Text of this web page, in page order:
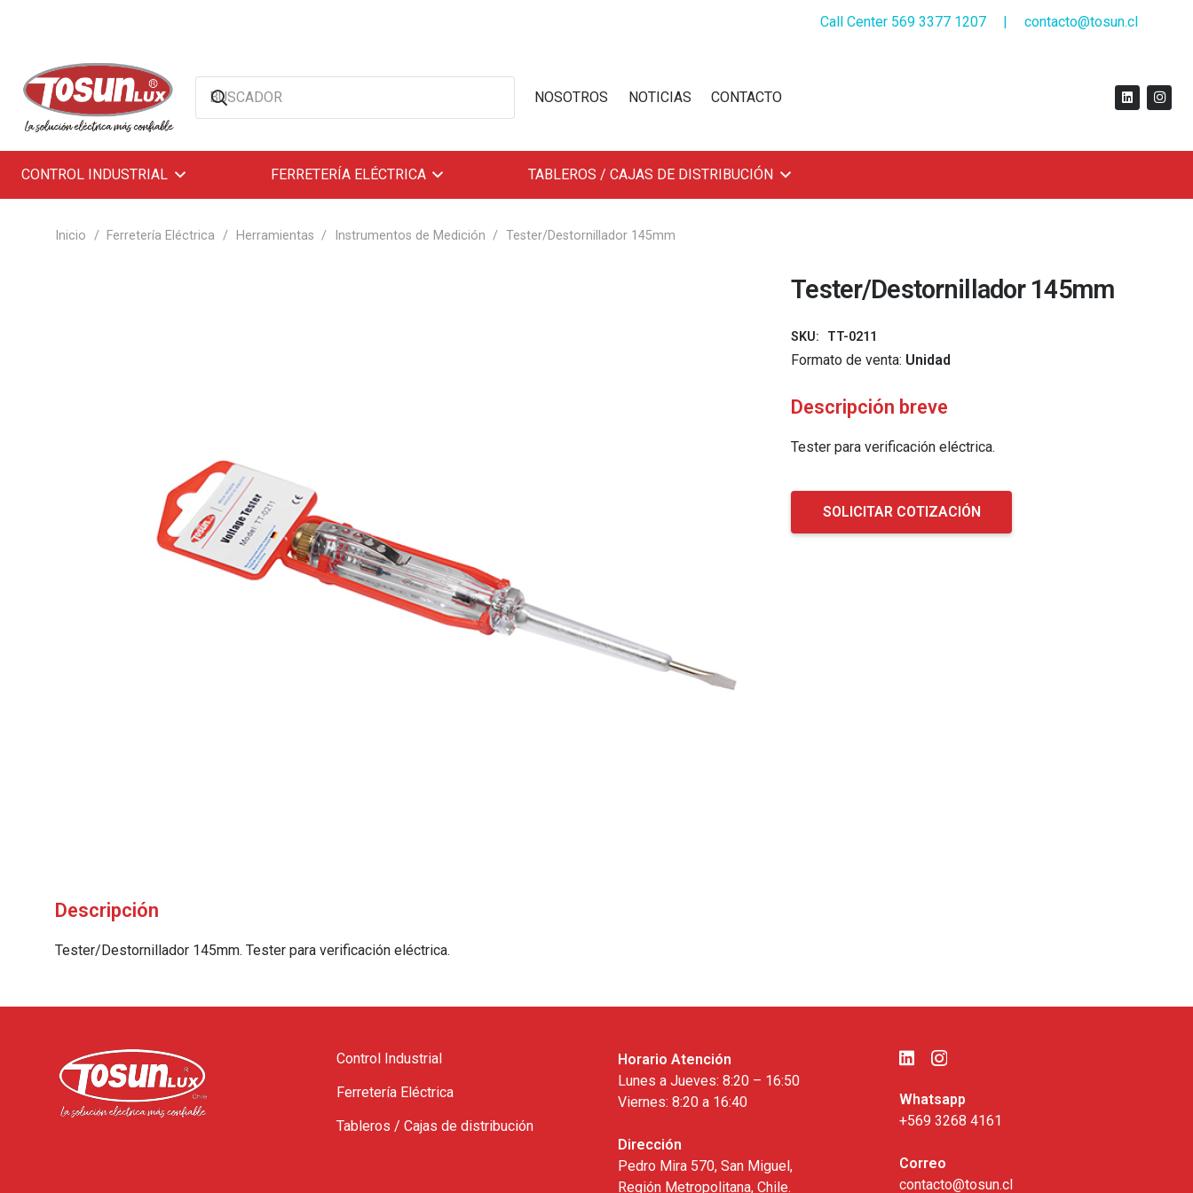
Call Center 569 3377 1207 | contacto@tosun.cl
NOSOTROS NOTICIAS CONTACTO
CONTROL INDUSTRIAL FERRETERÍA ELÉCTRICA TABLEROS / CAJAS DE DISTRIBUCIÓN
Inicio / Ferretería Eléctrica / Herramientas / Instrumentos de Medición / Tester/Destornillador 145mm
Descripción
Tester/Destornillador 145mm. Tester para verificación eléctrica.
Tester/Destornillador 145mm
SKU: TT-0211
Formato de venta: Unidad
Descripción breve
Tester para verificación eléctrica.
SOLICITAR COTIZACIÓN
Control Industrial
Ferretería Eléctrica
Tableros / Cajas de distribución
Horario Atención
Lunes a Jueves: 8:20 – 16:50
Viernes: 8:20 a 16:40
Dirección
Pedro Mira 570, San Miguel,
Región Metropolitana, Chile.
Whatsapp
+569 3268 4161
Correo
contacto@tosun.cl